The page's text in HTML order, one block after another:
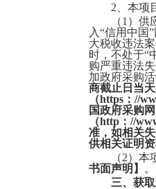
茂名滨海新区生活垃圾无害化处理场 环境与安全
项目
2 、本项
（1 ）供
入“信用中国
大税收违法
时，不处于“
购严重违法
加政府采购
商截止日当
（https：//
国政府采购网
（http：//
准，如相关
供相关证明资
（2）本
书面声明】
。
三、获